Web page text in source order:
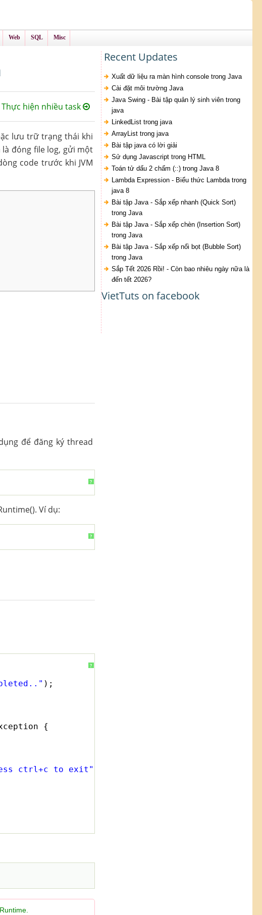
Web SQL Misc
Thực hiện nhiều task
lưu trữ trạng thái khi
đóng file log, gửi một
code trước khi JVM
để đăng ký thread
?
Ví dụ:
?
?
);
{
ctrl+c to exit"
Recent Updates
Xuất dữ liệu ra màn hình console trong Java
Cài đặt môi trường Java
Java Swing - Bài tập quản lý sinh viên trong
java
LinkedList trong java
ArrayList trong java
Bài tập java có lời giải
Sử dụng Javascript trong HTML
Toán tử dấu 2 chấm (::) trong Java 8
Lambda Expression - Biểu thức Lambda trong
java 8
Bài tập Java - Sắp xếp nhanh (Quick Sort)
trong Java
Bài tập Java - Sắp xếp chèn (Insertion Sort)
trong Java
Bài tập Java - Sắp xếp nổi bọt (Bubble Sort)
trong Java
Sắp Tết 2026 Rồi! - Còn bao nhiêu ngày nữa là
đến tết 2026?
VietTuts on facebook